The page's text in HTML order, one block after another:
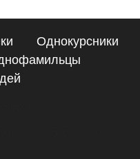
Однокурсники